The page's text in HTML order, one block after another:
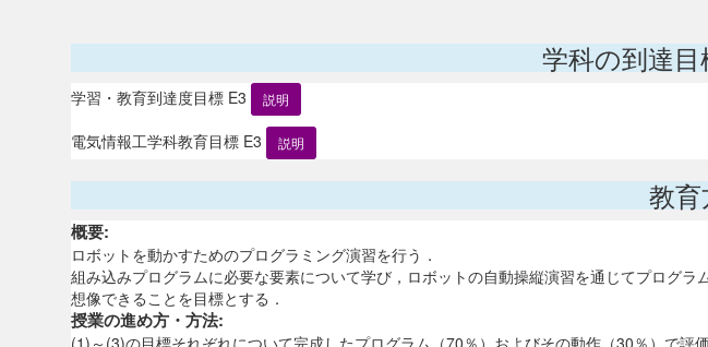
学科の到達
学習・教育到達度目標 E3 説明
電気情報工学科教育目標 E3 説明
教
概要:
ロボットを動かすためのプログラミング演習を行う．
組み込みプログラムに必要な要素について学び，ロボットの自動操縦演習を通じてプログ
想像できることを目標とする．
授業の進め方・方法:
(1)～(3)の目標それぞれについて完成したプログラム（70％）およびその動作（30％）で評